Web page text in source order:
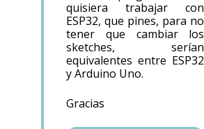
quisiera trabajar con
ESP32, que pines, para no
tener que cambiar los
sketches, serían
equivalentes entre ESP32
y Arduino Uno.
Gracias